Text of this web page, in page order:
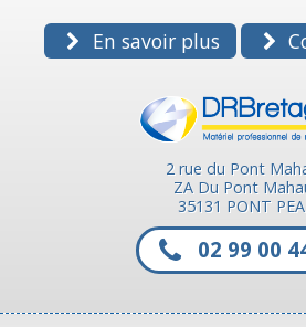
En savoir plus
2 rue du Pont
ZA Du Pont
35131 PONT
02 99 00